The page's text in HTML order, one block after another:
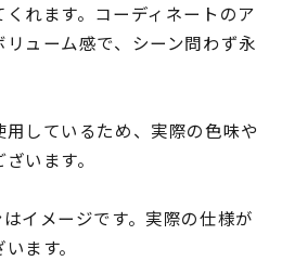
～
れます。コーディネートのア
ューム感で、シーン問わず永
しているため、実際の色味や
います。
イメージです。実際の仕様が
ます。